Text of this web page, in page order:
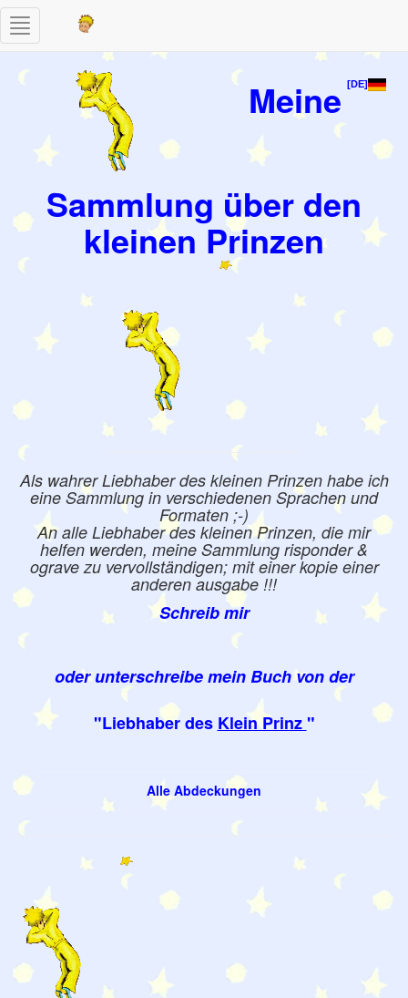
[DE]
Meine
Sammlung über den
kleinen Prinzen
Als wahrer Liebhaber des kleinen Prinzen habe ich
eine Sammlung in verschiedenen Sprachen und
Formaten ;-)
An alle Liebhaber des kleinen Prinzen, die mir
helfen werden, meine Sammlung risponder &
ograve zu vervollständigen; mit einer kopie einer
anderen ausgabe !!!
Schreib mir
oder unterschreibe mein Buch von der
"Liebhaber des Klein Prinz"
Alle Abdeckungen
Toggle
navigation